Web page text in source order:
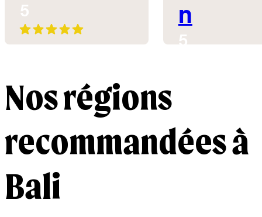
5
n
5
Nos régions
recommandées à
Bali